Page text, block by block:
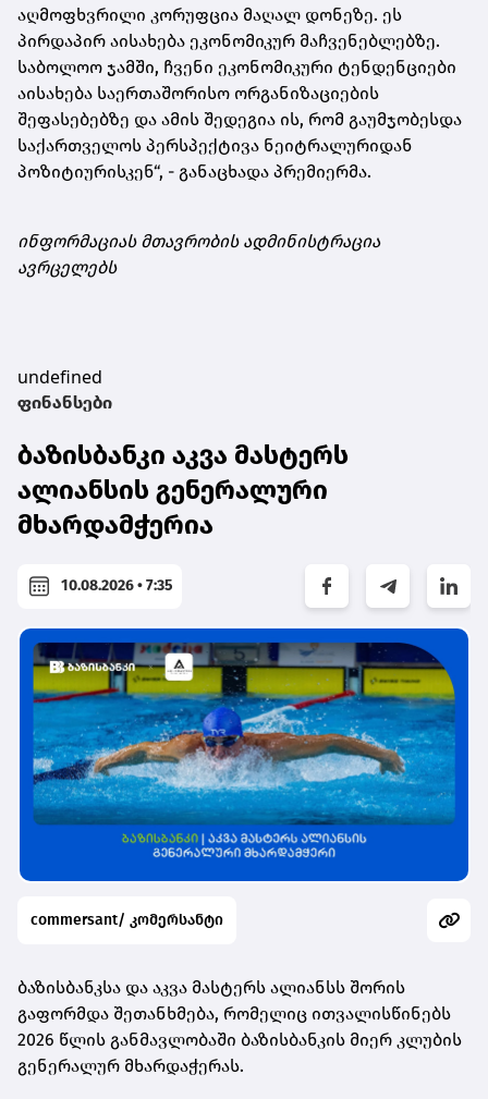
აღმოფხვრილი კორუფცია მაღალ დონეზე. ეს
პირდაპირ აისახება ეკონომიკურ მაჩვენებლებზე.
საბოლოო ჯამში, ჩვენი ეკონომიკური ტენდენციები
აისახება საერთაშორისო ორგანიზაციების
შეფასებებზე და ამის შედეგია ის, რომ გაუმჯობესდა
საქართველოს პერსპექტივა ნეიტრალურიდან
პოზიტიურისკენ“, - განაცხადა პრემიერმა.
ინფორმაციას მთავრობის ადმინისტრაცია
ავრცელებს
undefined
ფინანსები
ბაზისბანკი აკვა მასტერს
ალიანსის გენერალური
მხარდამჭერია
10.08.2026 • 7:35
commersant/ კომერსანტი
ბაზისბანკსა და აკვა მასტერს ალიანსს შორის
გაფორმდა შეთანხმება, რომელიც ითვალისწინებს
2026 წლის განმავლობაში ბაზისბანკის მიერ კლუბის
გენერალურ მხარდაჭერას.